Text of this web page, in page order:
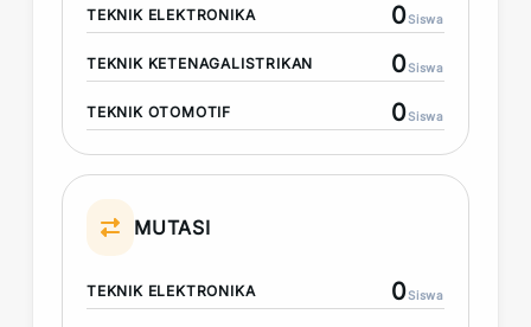
TEKNIK ELEKTRONIKA 0Siswa
TEKNIK KETENAGALISTRIKAN 0Siswa
TEKNIK OTOMOTIF 0Siswa
MUTASI
TEKNIK ELEKTRONIKA 0Siswa